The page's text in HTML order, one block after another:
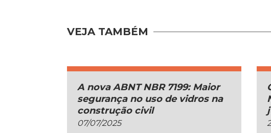
VEJA TAMBÉM
A nova ABNT NBR 7199: Maior
segurança no uso de vidros na
construção civil
07/07/2025